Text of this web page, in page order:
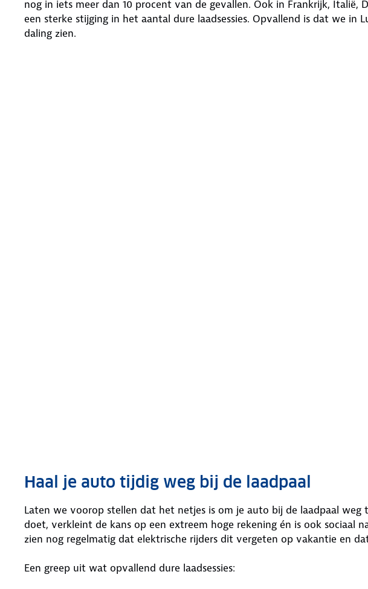
nog in iets meer dan 10 procent van de gevallen. Ook in Frankrijk, Italië,
een sterke stijging in het aantal dure laadsessies. Opvallend is dat we in
daling zien.
Haal je auto tijdig weg bij de laadpaal
Laten we voorop stellen dat het netjes is om je auto bij de laadpaal weg
doet, verkleint de kans op een extreem hoge rekening én is ook sociaal
zien nog regelmatig dat elektrische rijders dit vergeten op vakantie en
Een greep uit wat opvallend dure laadsessies: